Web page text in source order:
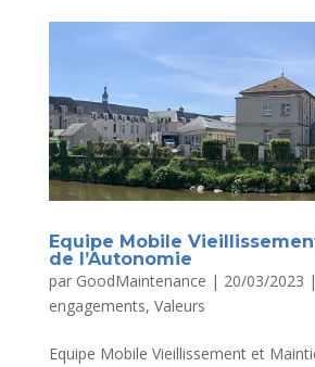
Equipe Mobile
de l’Autonomie
par GoodMaintenance | 20/03/2023 |
engagements, Valeurs
Equipe Mobile Vieillissement et